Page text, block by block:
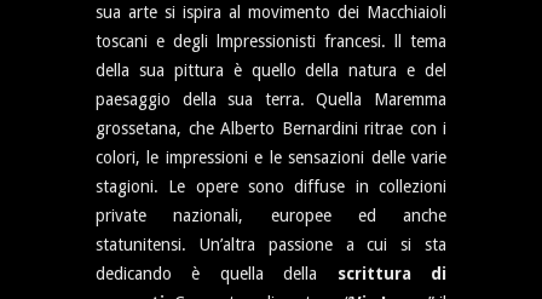
sua arte si ispira al movimento dei Macchiaioli
toscani e degli lmpressionisti francesi. ll tema
della sua pittura è quello della natura e del
paesaggio della sua terra. Quella Maremma
grossetana, che Alberto Bernardini ritrae con i
colori, le impressioni e le sensazioni delle varie
stagioni. Le opere sono diffuse in collezioni
private nazionali, europee ed anche
statunitensi. Un’altra passione a cui si sta
dedicando è quella della scrittura di